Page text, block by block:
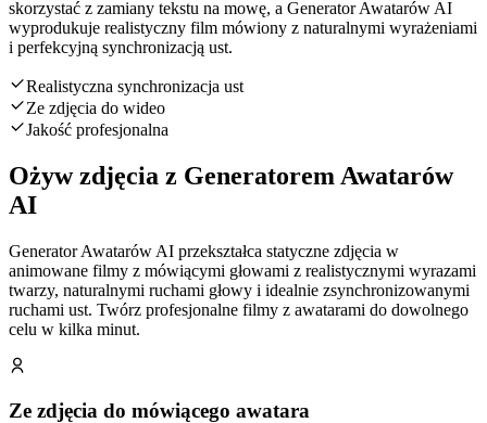
skorzystać z zamiany tekstu na mowę, a Generator Awatarów AI
wyprodukuje realistyczny film mówiony z naturalnymi wyrażeniami
i perfekcyjną synchronizacją ust.
Realistyczna synchronizacja ust
Ze zdjęcia do wideo
Jakość profesjonalna
Ożyw zdjęcia z Generatorem Awatarów
AI
Generator Awatarów AI przekształca statyczne zdjęcia w
animowane filmy z mówiącymi głowami z realistycznymi wyrazami
twarzy, naturalnymi ruchami głowy i idealnie zsynchronizowanymi
ruchami ust. Twórz profesjonalne filmy z awatarami do dowolnego
celu w kilka minut.
Ze zdjęcia do mówiącego awatara